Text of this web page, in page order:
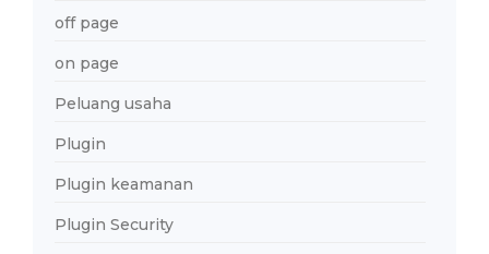
off page
on page
Peluang usaha
Plugin
Plugin keamanan
Plugin Security